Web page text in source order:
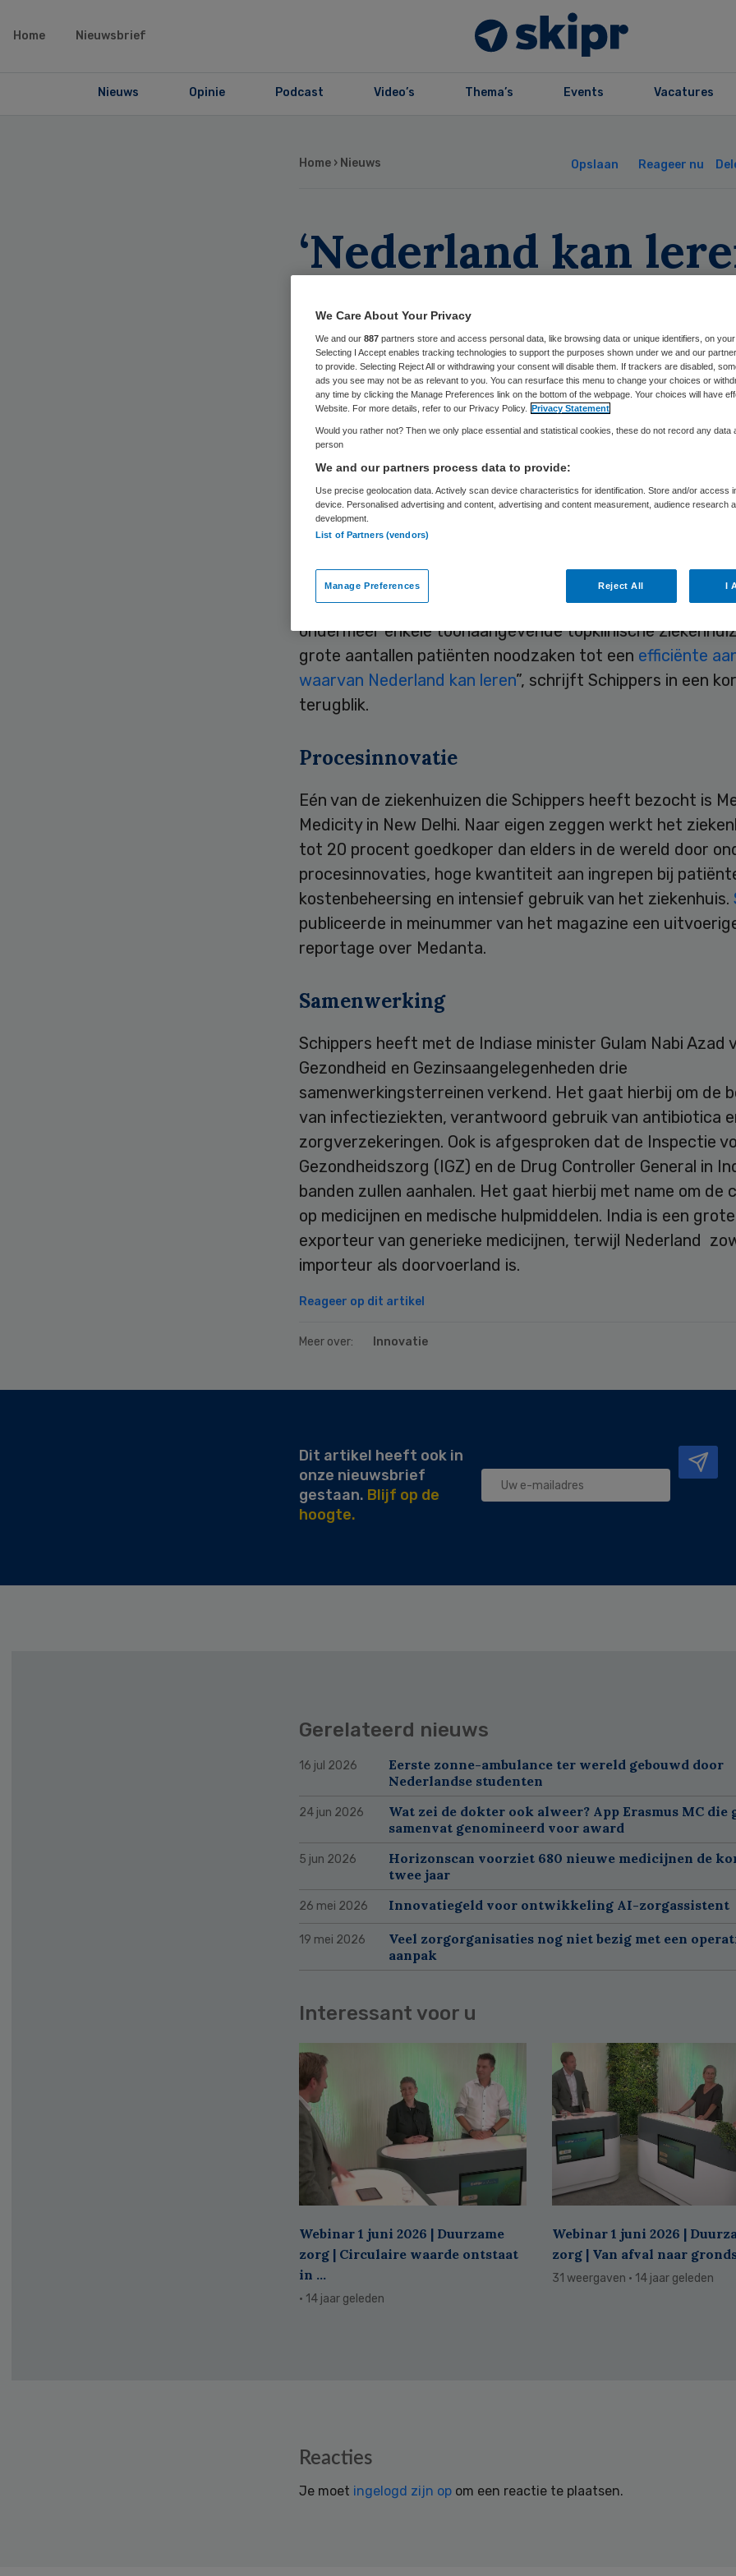
Home Nieuwsbrief
Nieuws Opinie Podcast Video’s Thema’s Events Vacatures
Home › Nieuws Opslaan Reageer nu
‘Nederland kan
van efficiënte zorg
India’
Nederland kan leren van ‘de efficiënte aanpak’ waarmee
zorgaanbieders de groeiende vraag naar ziekenhuiszorg
bieden. Dat schrijft demissionair minister Edith Schippers
Volksgezondheid in een brief aan de Tweede Kamer.
Schippers leidde begin mei een handelsmissie naar India.
ondermeer enkele toonaangevende topklinische
grote aantallen patiënten noodzaken tot een efficiënte
waarvan Nederland kan leren”, schrijft Schippers in een
terugblik.
Procesinnovatie
Eén van de ziekenhuizen die Schippers heeft bezocht is
Medicity in New Delhi. Naar eigen zeggen werkt het
tot 20 procent goedkoper dan elders in de wereld door
procesinnovaties, hoge kwantiteit aan ingrepen bij
kostenbeheersing en intensief gebruik van het ziekenhuis.
publiceerde in meinummer van het magazine een
reportage over Medanta.
Samenwerking
Schippers heeft met de Indiase minister Gulam Nabi Azad
Gezondheid en Gezinsaangelegenheden drie
samenwerkingsterreinen verkend. Het gaat hierbij om de
van infectieziekten, verantwoord gebruik van antibiotica
zorgverzekeringen. Ook is afgesproken dat de Inspectie
Gezondheidszorg (IGZ) en de Drug Controller General in
banden zullen aanhalen. Het gaat hierbij met name om de
op medicijnen en medische hulpmiddelen. India is een grote
exporteur van generieke medicijnen, terwijl Nederland
importeur als doorvoerland is.
Reageer op dit artikel
Meer over: Innovatie
Dit artikel heeft ook in
onze nieuwsbrief
gestaan. Blijf op de
hoogte.
Gerelateerd nieuws
16 jul 2026
Eerste zonne-ambulance ter wereld gebouwd door
Nederlandse studenten
24 jun 2026
Wat zei de dokter ook alweer? App Erasmus MC die
samenvat genomineerd voor award
5 jun 2026
Horizonscan voorziet 680 nieuwe medicijnen de
twee jaar
26 mei 2026 Innovatiegeld voor ontwikkeling AI-zorgassistent
19 mei 2026
Veel zorgorganisaties nog niet bezig met een
aanpak
Interessant voor u
Webinar 1 juni 2026 | Duurzame
zorg | Circulaire waarde ontstaat
in ...
· 14 jaar geleden
Webinar 1 juni 2026 |
zorg | Van afval naar
31 weergaven · 14 jaar geleden
Reacties
Je moet ingelogd zijn op om een reactie te plaatsen.
We Care About Your Privacy
We and our 887 partners store and access personal data, like browsing data or unique identifiers, on your
Selecting I Accept enables tracking technologies to support the purposes shown under we and our
to provide. Selecting Reject All or withdrawing your consent will disable them. If trackers are disabled,
ads you see may not be as relevant to you. You can resurface this menu to change your choices or
any time by clicking the Manage Preferences link on the bottom of the webpage. Your choices will have
Website. For more details, refer to our Privacy Policy. Privacy Statement
Would you rather not? Then we only place essential and statistical cookies, these do not record any data
person
We and our partners process data to provide:
Use precise geolocation data. Actively scan device characteristics for identification. Store and/or access
device. Personalised advertising and content, advertising and content measurement, audience research
development.
List of Partners (vendors)
Manage Preferences Reject All I